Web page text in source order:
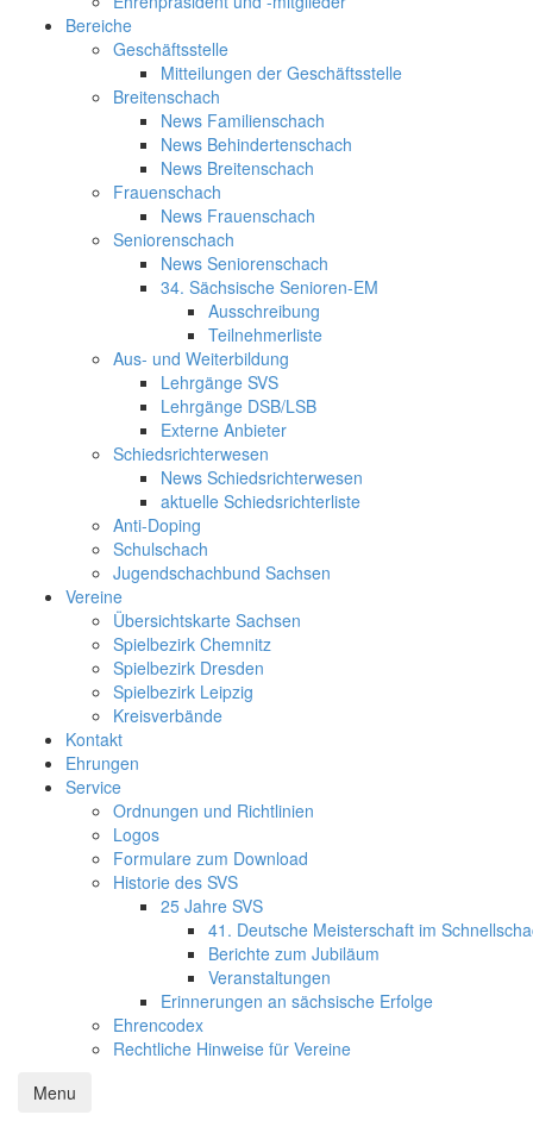
Bereiche
Geschäftsstelle
Mitteilungen der Geschäftsstelle
Breitenschach
News Familienschach
News Behindertenschach
News Breitenschach
Frauenschach
News Frauenschach
Seniorenschach
News Seniorenschach
34. Sächsische Senioren-EM
Ausschreibung
Teilnehmerliste
Aus- und Weiterbildung
Lehrgänge SVS
Lehrgänge DSB/LSB
Externe Anbieter
Schiedsrichterwesen
News Schiedsrichterwesen
aktuelle Schiedsrichterliste
Anti-Doping
Schulschach
Jugendschachbund Sachsen
Vereine
Übersichtskarte Sachsen
Spielbezirk Chemnitz
Spielbezirk Dresden
Spielbezirk Leipzig
Kreisverbände
Kontakt
Ehrungen
Service
Ordnungen und Richtlinien
Logos
Formulare zum Download
Historie des SVS
25 Jahre SVS
41. Deutsche Meisterschaft im
Berichte zum Jubiläum
Veranstaltungen
Erinnerungen an sächsische Erfolge
Ehrencodex
Rechtliche Hinweise für Vereine
Menu